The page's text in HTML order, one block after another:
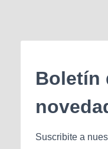
Boletín
Suscribite a